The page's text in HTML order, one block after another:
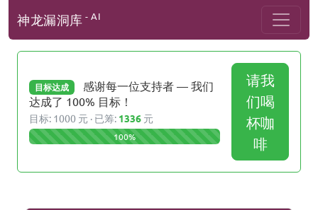
神龙漏洞库 - AI
目标达成
感谢每一位支持者 — 我们
达成了 100% 目标！
目标: 1000 元 · 已筹: 1336 元
100%
请我
们喝
杯咖
啡